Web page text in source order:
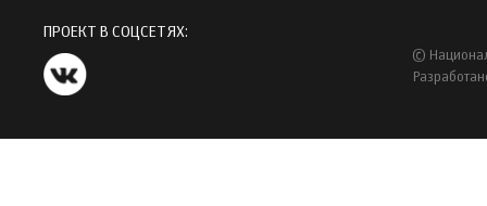
ПРОЕКТ В СОЦСЕТЯХ:
©